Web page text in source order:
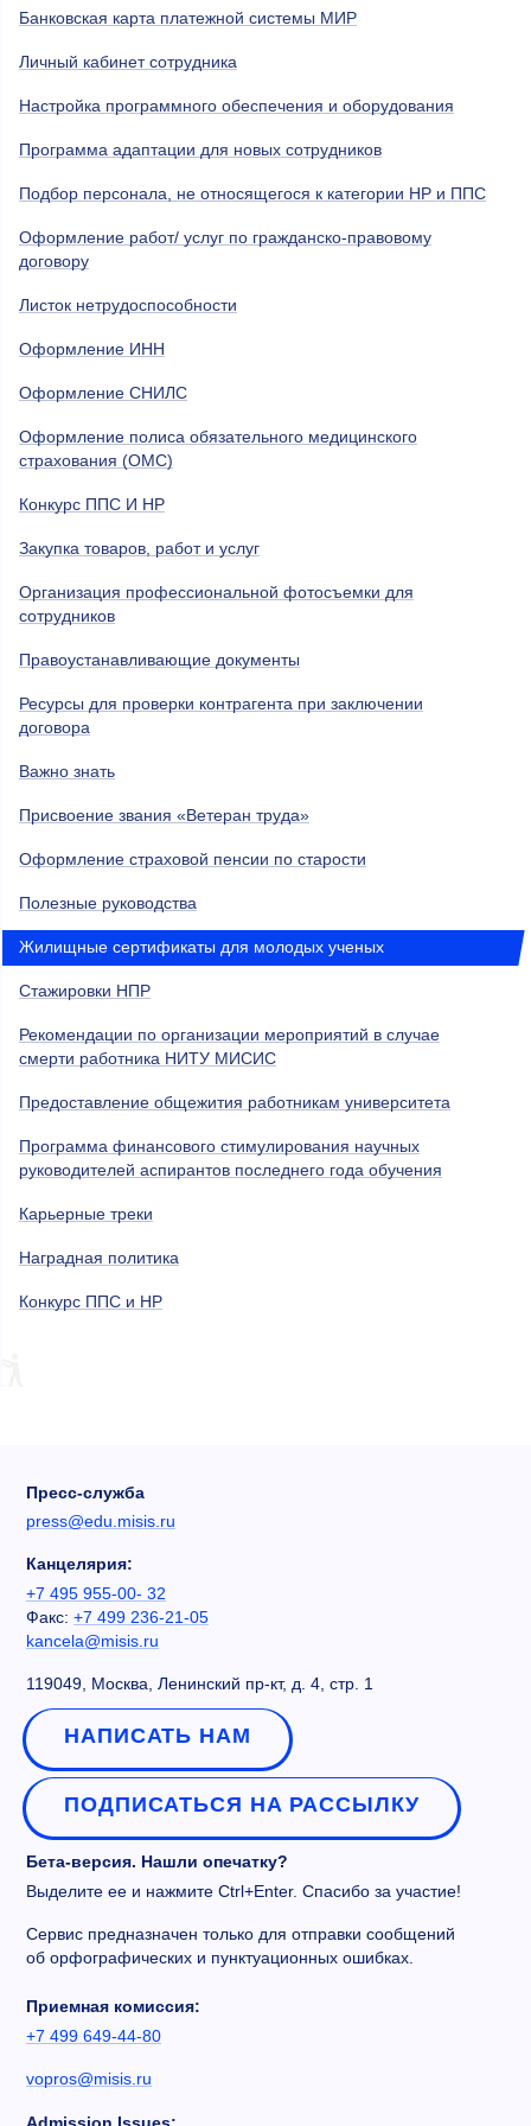
Банковская карта платежной системы МИР
Личный кабинет сотрудника
Настройка программного обеспечения и оборудования
Программа адаптации для новых сотрудников
Подбор персонала, не относящегося к категории НР и ППС
Оформление работ/ услуг по гражданско-правовому
договору
Листок нетрудоспособности
Оформление ИНН
Оформление СНИЛС
Оформление полиса обязательного медицинского
страхования (ОМС)
Конкурс ППС И НР
Закупка товаров, работ и услуг
Организация профессиональной фотосъемки для
сотрудников
Правоустанавливающие документы
Ресурсы для проверки контрагента при заключении
договора
Важно знать
Присвоение звания «Ветеран труда»
Оформление страховой пенсии по старости
Полезные руководства
Жилищные сертификаты для молодых ученых
Стажировки НПР
Рекомендации по организации мероприятий в случае
смерти работника НИТУ МИСИС
Предоставление общежития работникам университета
Программа финансового стимулирования научных
руководителей аспирантов последнего года обучения
Карьерные треки
Наградная политика
Конкурс ППС и НР
Пресс-служба
press@edu.misis.ru
Канцелярия:
+7 495 955-00- 32
Факс: +7 499 236-21-05
kancela@misis.ru
119049, Москва, Ленинский пр-кт, д. 4, стр. 1
НАПИСАТЬ НАМ
ПОДПИСАТЬСЯ НА РАССЫЛКУ
Бета-версия. Нашли опечатку?
Выделите ее и нажмите Ctrl+Enter. Спасибо за участие!
Сервис предназначен только для отправки сообщений
об орфографических и пунктуационных ошибках.
Приемная комиссия:
+7 499 649-44-80
vopros@misis.ru